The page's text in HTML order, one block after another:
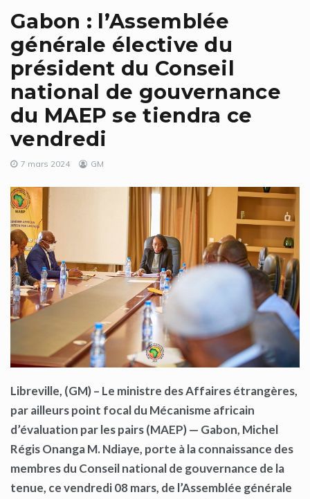
Gabon : l’Assemblée
générale élective du
président du Conseil
national de gouvernance
du MAEP se tiendra ce
vendredi
7 mars 2024 GM
Libreville, (GM)– Le ministre des Affaires étrangères,
par ailleurs point focal du Mécanisme africain
d’évaluation par les pairs (MAEP) — Gabon, Michel
Régis Onanga M. Ndiaye, porte à la connaissance des
membres du Conseil national de gouvernance de la
tenue, ce vendredi 08mars, de l’Assemblée générale